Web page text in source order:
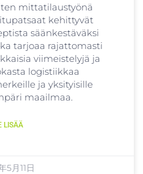
mittatilaustyönä
kehittyvät
säänkestäväksi
tarjoaa rajattomasti
viimeistelyjä ja
logistiikkaa
ja yksityisille
maailmaa.
LISÄÄ
5月11日